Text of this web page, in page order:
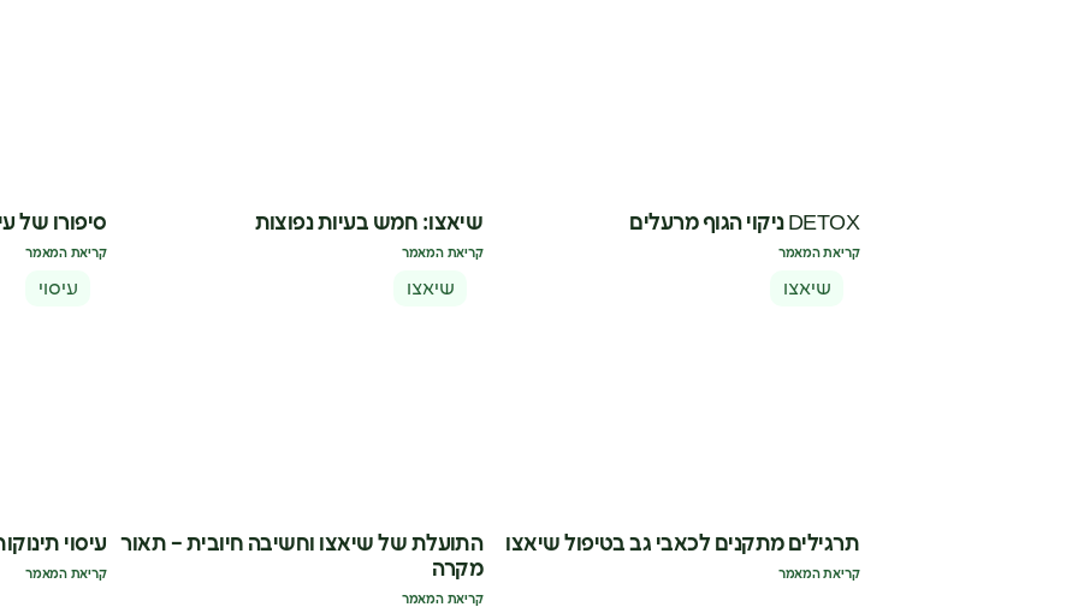
DETOX ניקוי הגוף מרעלים
קריאת המאמר
שיאצו: חמש בעיות נפוצות
קריאת המאמר
סיפורו של
קריאת המאמר
שיאצו
תרגילים מתקנים לכאבי גב בטיפול שיאצו
קריאת המאמר
שיאצו
התועלת של שיאצו וחשיבה חיובית – תאור
מקרה
קריאת המאמר
עיסוי
עיסוי
קריאת המאמר